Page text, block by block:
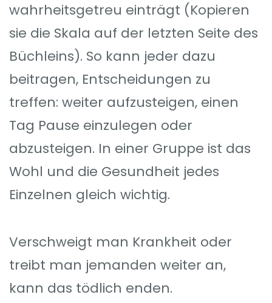
wahrheitsgetreu einträgt (Kopieren
sie die Skala auf der letzten Seite des
Büchleins). So kann jeder dazu
beitragen, Entscheidungen zu
treffen: weiter aufzusteigen, einen
Tag Pause einzulegen oder
abzusteigen. In einer Gruppe ist das
Wohl und die Gesundheit jedes
Einzelnen gleich wichtig.
Verschweigt man Krankheit oder
treibt man jemanden weiter an,
kann das tödlich enden.